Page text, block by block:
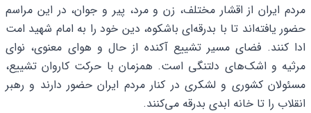
مردم ایران از اقشار مختلف، زن و مرد، پیر و جوان، در این مراسم
حضور یافته‌اند تا با بدرقه‌ای باشکوه، دین خود را به امام شهید امت
ادا کنند. فضای مسیر تشییع آکنده از حال و هوای معنوی، نوای
مرثیه و اشک‌های دلتنگی است. همزمان با حرکت کاروان تشییع،
مسئولان کشوری و لشکری در کنار مردم ایران حضور دارند و رهبر
انقلاب را تا خانه ابدی بدرقه می‌کنند.